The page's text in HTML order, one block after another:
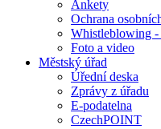
Ankety
Ochrana
Whistleblowing -
Foto a video
Městský úřad
Úřední deska
Zprávy z úřadu
E-podatelna
CzechPOINT